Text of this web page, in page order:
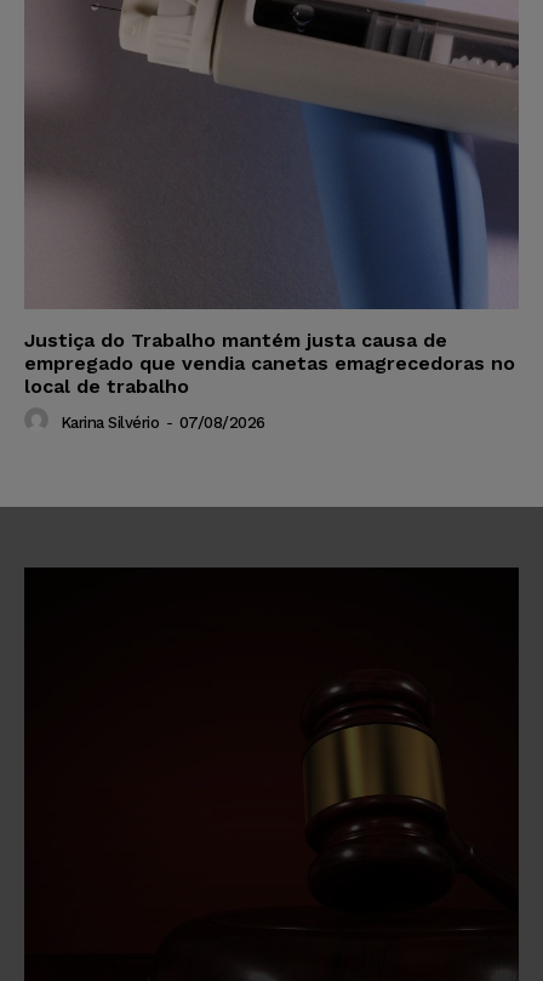
Justiça do Trabalho mantém justa causa de
empregado que vendia canetas emagrecedoras no
local de trabalho
Karina Silvério - 07/08/2026